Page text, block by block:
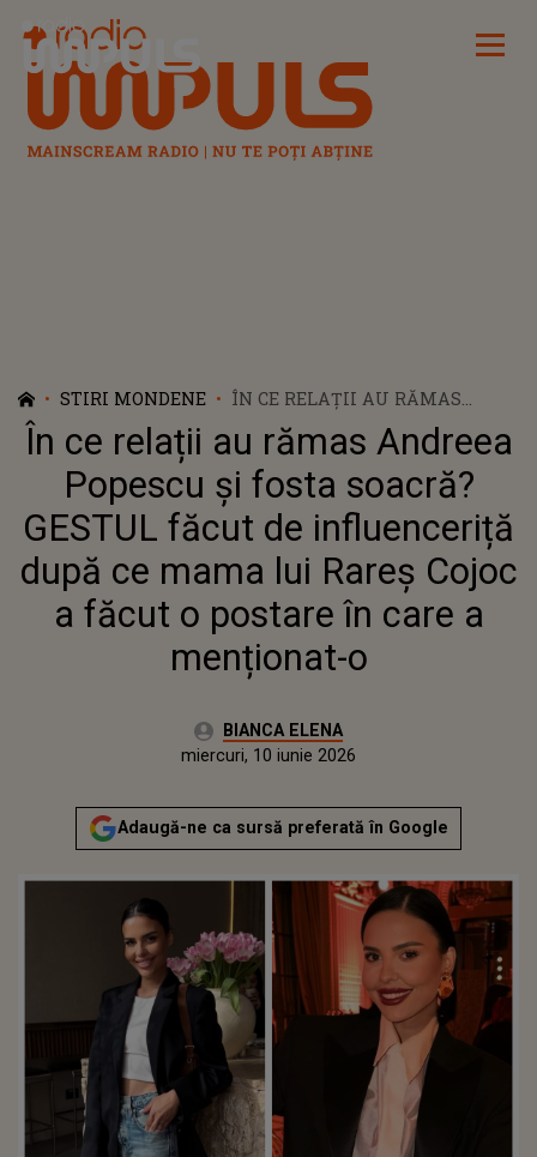
Radio Impuls
STIRI MONDENE
ÎN CE RELAȚII AU RĂMAS
ANDREEA POPESCU ȘI FOSTA
SOACRĂ? GESTUL FĂCUT DE
INFLUENCERIȚĂ DUPĂ CE
MAMA LUI RAREȘ COJOC A
FĂCUT O POSTARE ÎN CARE A
În ce relații au rămas Andreea
Popescu și fosta soacră?
GESTUL făcut de influenceriță
după ce mama lui Rareș Cojoc
a făcut o postare în care a
menționat-o
Autor:BIANCA ELENA
Publicat:
miercuri, 10 iunie 2026
Adaugă-ne ca sursă preferată în Google